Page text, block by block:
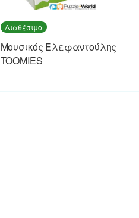
Διαθέσιμο
Μουσικός Ελεφαντούλης
TOOMIES